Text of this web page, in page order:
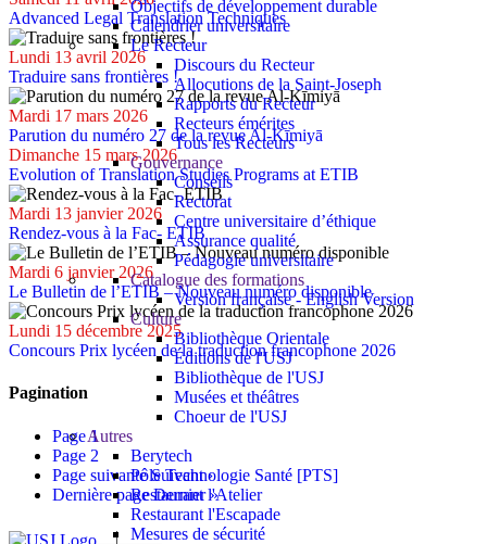
Objectifs de développement durable
Calendrier universitaire
Le Recteur
Discours du Recteur
Allocutions de la Saint-Joseph
Rapports du Recteur
Recteurs émérites
Tous les Recteurs
Gouvernance
Conseils
Rectorat
Centre universitaire d’éthique
Assurance qualité
Pédagogie universitaire
Catalogue des formations
Version française - English Version
Culture
Bibliothèque Orientale
Éditions de l'USJ
Bibliothèque de l'USJ
Musées et théâtres
Choeur de l'USJ
Autres
Berytech
Pôle Technologie Santé [PTS]
Restaurant l'Atelier
Restaurant l'Escapade
Mesures de sécurité
Advanced Legal Translation Techniques
Lundi 13 avril 2026
Traduire sans frontières !
Mardi 17 mars 2026
Parution du numéro 27 de la revue Al-Kīmiyā
Dimanche 15 mars 2026
Evolution of Translation Studies Programs at ETIB
Mardi 13 janvier 2026
Rendez-vous à la Fac- ETIB
Mardi 6 janvier 2026
Le Bulletin de l’ETIB – Nouveau numéro disponible
Lundi 15 décembre 2025
Concours Prix lycéen de la traduction francophone 2026
Pagination
Page1
Page 2
Page suivante Suivant ›
Dernière page Dernier »